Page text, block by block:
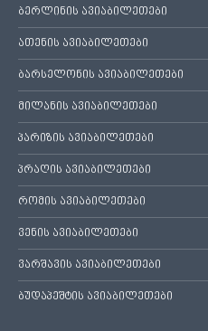
ბერლინის ავიაბილეთები
ათენის ავიაბილეთები
ბარსელონის ავიაბილეთები
მილანის ავიაბილეთები
პარიზის ავიაბილეთები
პრაღის ავიაბილეთები
რომის ავიაბილეთები
ვენის ავიაბილეთები
ვარშავის ავიაბილეთები
ბუდაპეშტის ავიაბილეთები